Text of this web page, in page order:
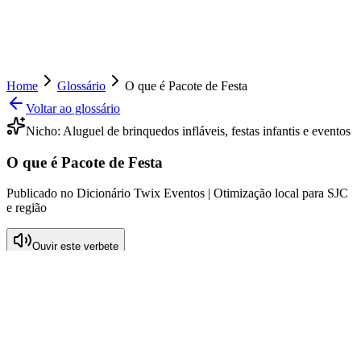
Home Glossário
O que é Pacote de Festa
Voltar ao glossário
Nicho: Aluguel de brinquedos infláveis, festas infantis e eventos
O que é Pacote de Festa
Publicado no Dicionário Twix Eventos | Otimização local para SJC
e região
Ouvir este verbete